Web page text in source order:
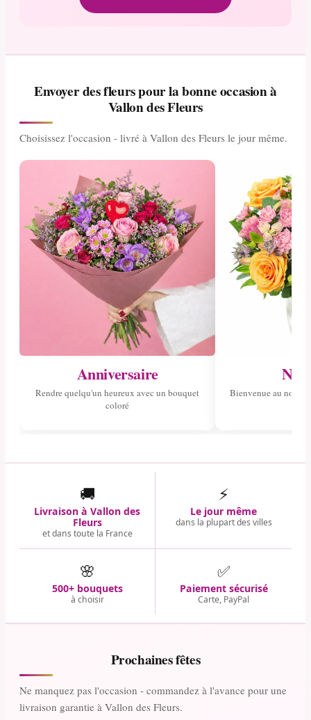
Envoyer des fleurs pour la bonne occasion à
Vallon des Fleurs
Choisissez l'occasion - livré à Vallon des Fleurs le jour même.
Anniversaire
Rendre quelqu'un heureux avec un bouquet
coloré
Bienvenue au
🚚
Livraison à Vallon des
Fleurs
et dans toute la France
⚡
Le jour même
dans la plupart des villes
🌸
500+ bouquets
à choisir
✅
Paiement sécurisé
Carte, PayPal
Prochaines fêtes
Ne manquez pas l'occasion - commandez à l'avance pour une
livraison garantie à Vallon des Fleurs.